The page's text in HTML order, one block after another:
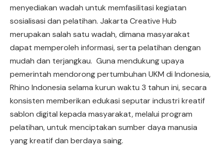
menyediakan wadah untuk memfasilitasi kegiatan
sosialisasi dan pelatihan. Jakarta Creative Hub
merupakan salah satu wadah, dimana masyarakat
dapat memperoleh informasi, serta pelatihan dengan
mudah dan terjangkau. Guna mendukung upaya
pemerintah mendorong pertumbuhan UKM di Indonesia,
Rhino Indonesia selama kurun waktu 3 tahun ini, secara
konsisten memberikan edukasi seputar industri kreatif
sablon digital kepada masyarakat, melalui program
pelatihan, untuk menciptakan sumber daya manusia
yang kreatif dan berdaya saing.